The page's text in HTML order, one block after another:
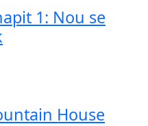
1: Nou se
House